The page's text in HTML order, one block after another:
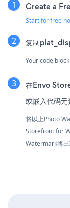
Create a
Start for free
复制
Your code
在Envo
或嵌入代码元
将以上Photo
Storefront for
Watermark将出